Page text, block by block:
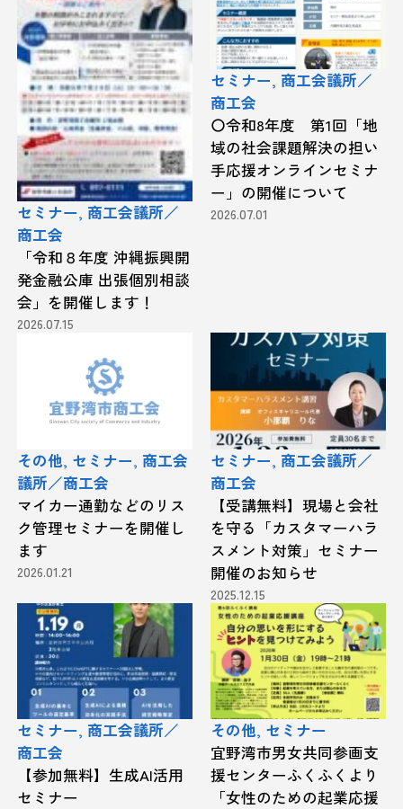
セミナー, 商工会議所／
商工会
「令和８年度 沖縄振興開
発金融公庫 出張個別相談
会」を開催します！
2026.07.15
セミナー, 商工会議所／
商工会
〇令和8年度 第1回「地
域の社会課題解決の担い
手応援オンラインセミナ
ー」の開催について
2026.07.01
その他, セミナー, 商工会
議所／商工会
マイカー通勤などのリス
ク管理セミナーを開催し
ます
2026.01.21
セミナー, 商工会議所／
商工会
【受講無料】現場と会社
を守る「カスタマーハラ
スメント対策」セミナー
開催のお知らせ
2025.12.15
セミナー, 商工会議所／
商工会
【参加無料】生成AI活用
セミナー
その他, セミナー
宜野湾市男女共同参画支
援センターふくふくより
「女性のための起業応援